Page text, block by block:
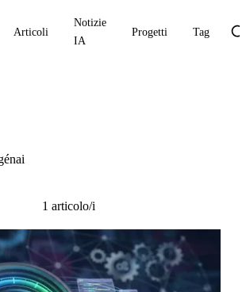
Articoli
Notizie
IA
Progetti Tag
1 articolo/i